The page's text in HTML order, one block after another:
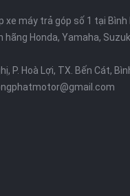
máy trả góp số 1 tại Bình
Honda, Yamaha,
P. Hoà Lợi, TX. Bến Cát,